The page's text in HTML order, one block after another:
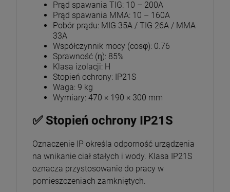
Prąd spawania TIG: 10 – 200A
Prąd spawania MMA: 10 – 160A
Pobór prądu: MIG 35A / TIG 26A / MMA
33A
Współczynnik mocy (cosφ): 0.76
Sprawność (η): 85%
Klasa izolacji: H
Stopień ochrony: IP21S
Waga: 9 kg
Wymiary: 470 × 190 × 300 mm
✅ Stopień ochrony IP21S
Oznaczenie IP określa odporność urządzenia
na wnikanie ciał stałych i wody. Klasa IP21S
oznacza przystosowanie do pracy w
pomieszczeniach zamkniętych.